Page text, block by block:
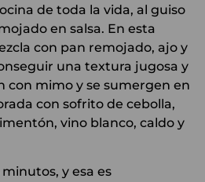
de toda la vida, al guiso
en salsa. En esta
con pan remojado, ajo y
una textura jugosa y
con mimo y se sumergen en
con sofrito de cebolla,
vino blanco, caldo y
y esa es